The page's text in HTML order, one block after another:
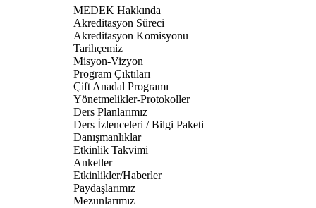
MEDEK Hakkında
Akreditasyon Süreci
Akreditasyon Komisyonu
Tarihçemiz
Misyon-Vizyon
Program Çıktıları
Çift Anadal Programı
Yönetmelikler-Protokoller
Ders Planlarımız
Ders İzlenceleri / Bilgi Paketi
Danışmanlıklar
Etkinlik Takvimi
Anketler
Etkinlikler/Haberler
Paydaşlarımız
Mezunlarımız